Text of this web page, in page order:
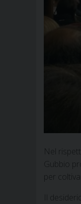
Nel
Gubbio
per
Il